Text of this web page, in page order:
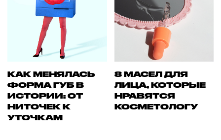
КАК МЕНЯЛАСЬ
ФОРМА ГУБ В
ИСТОРИИ: ОТ
НИТОЧЕК К
УТОЧКАМ
8 МАСЕЛ ДЛЯ
ЛИЦА, КОТОРЫЕ
НРАВЯТСЯ
КОСМЕТОЛОГУ